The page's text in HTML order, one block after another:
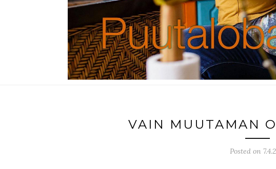
VAIN MUUTAMAN
Posted on